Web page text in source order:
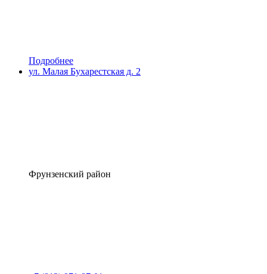
Подробнее
ул. Малая Бухарестская д. 2
Фрунзенский район